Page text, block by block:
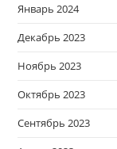
Январь 2024
Декабрь 2023
Ноябрь 2023
Октябрь 2023
Сентябрь 2023